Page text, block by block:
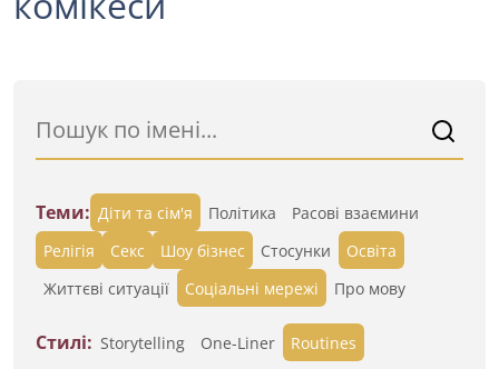
Теми: Діти та сім'я Політика
Расові взаємини
Релігія
Секс Шоу бізнес Стосунки
Освіта
Життєві ситуації
Cоціальні мережі Про мову
Стилі: Storytelling One-Liner
Routines